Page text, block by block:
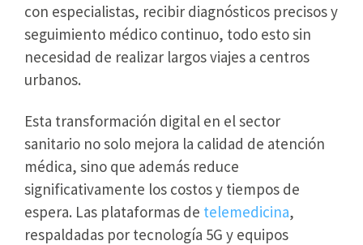
con especialistas, recibir diagnósticos precisos y
seguimiento médico continuo, todo esto sin
necesidad de realizar largos viajes a centros
urbanos.
Esta transformación digital en el sector
sanitario no solo mejora la calidad de atención
médica, sino que además reduce
significativamente los costos y tiempos de
espera. Las plataformas de telemedicina,
respaldadas por tecnología 5G y equipos